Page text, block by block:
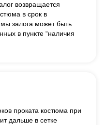
возвращается
в срок в
залога может быть
в пункте “наличия
проката костюма при
дальше в сетке